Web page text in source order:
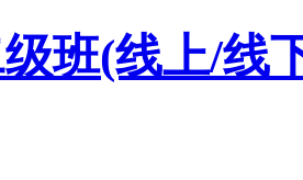
班(线上/线